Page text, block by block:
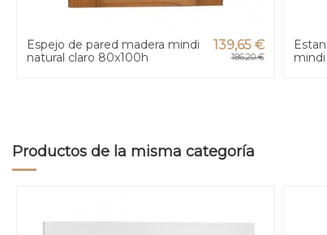
Espejo de pared madera mindi
natural claro 80x100h
139,65 €
186,20 €
Productos de la misma categoría